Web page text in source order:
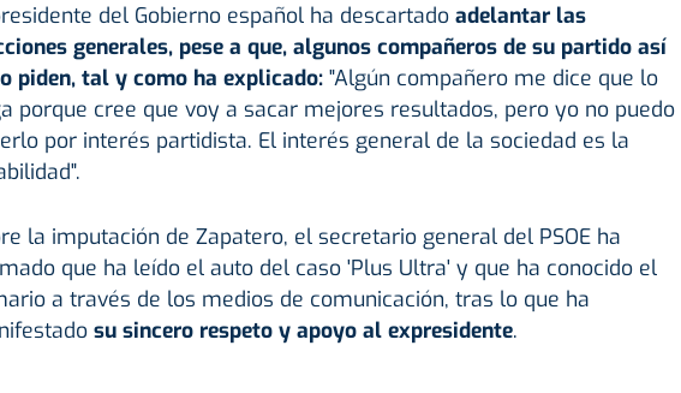
del Gobierno español ha descartado adelantar las
generales, pese a que, algunos compañeros de su partido así
piden, tal y como ha explicado:"Algún compañero me dice que lo
porque cree que voy a sacar mejores resultados, pero yo no puedo
por interés partidista. El interés general de la sociedad es la
la imputación de Zapatero, el secretario general del PSOE ha
que ha leído el auto del caso 'Plus Ultra' y que ha conocido el
a través de los medios de comunicación, tras lo que ha
su sincero respeto y apoyo al expresidente.